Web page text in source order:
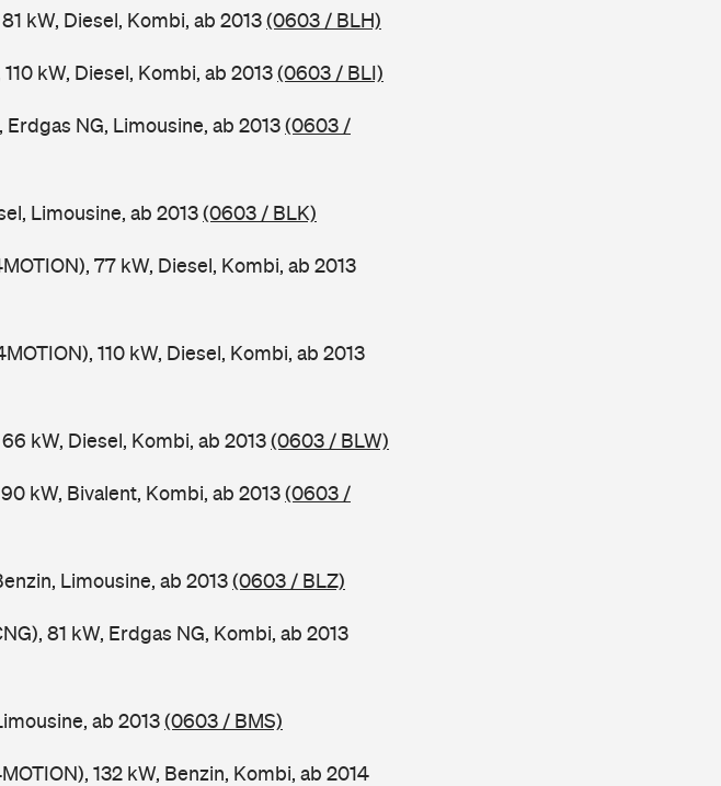
kW, Diesel, Kombi, ab 2013(0603 / BLH)
kW, Diesel, Kombi, ab 2013(0603 / BLI)
Erdgas NG, Limousine, ab 2013(0603 /
Limousine, ab 2013(0603 / BLK)
77 kW, Diesel, Kombi, ab 2013
110 kW, Diesel, Kombi, ab 2013
kW, Diesel, Kombi, ab 2013(0603 / BLW)
kW, Bivalent, Kombi, ab 2013(0603 /
Limousine, ab 2013(0603 / BLZ)
81 kW, Erdgas NG, Kombi, ab 2013
ab 2013(0603 / BMS)
132 kW, Benzin, Kombi, ab 2014